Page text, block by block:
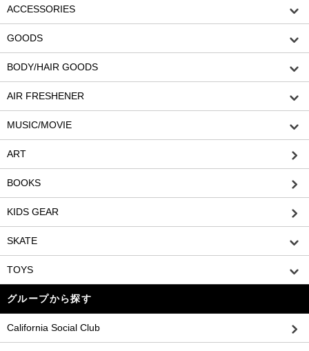
ACCESSORIES
GOODS
BODY/HAIR GOODS
AIR FRESHENER
MUSIC/MOVIE
ART
BOOKS
KIDS GEAR
SKATE
TOYS
グループから探す
California Social Club